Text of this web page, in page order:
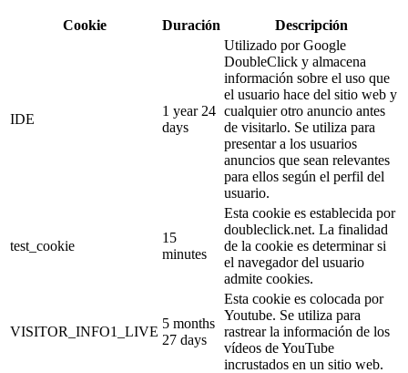
Cookie Duración Descripción
IDE
1 year 24
days
Utilizado por Google
DoubleClick y almacena
información sobre el uso que
el usuario hace del sitio web y
cualquier otro anuncio antes
de visitarlo. Se utiliza para
presentar a los usuarios
anuncios que sean relevantes
para ellos según el perfil del
usuario.
test_cookie
15
minutes
Esta cookie es establecida por
doubleclick.net. La finalidad
de la cookie es determinar si
el navegador del usuario
admite cookies.
VISITOR_INFO1_LIVE
5 months
27 days
Esta cookie es colocada por
Youtube. Se utiliza para
rastrear la información de los
vídeos de YouTube
incrustados en un sitio web.